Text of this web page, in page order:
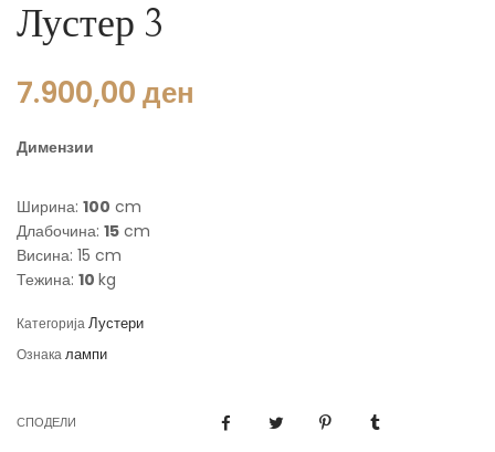
Лустер 3
7.900,00ден
Димензии
Ширина: 100 cm
Длабочина: 15 cm
Висина: 15 cm
Тежина: 10 kg
КатегоријаЛустери
Ознакалампи
СПОДЕЛИ